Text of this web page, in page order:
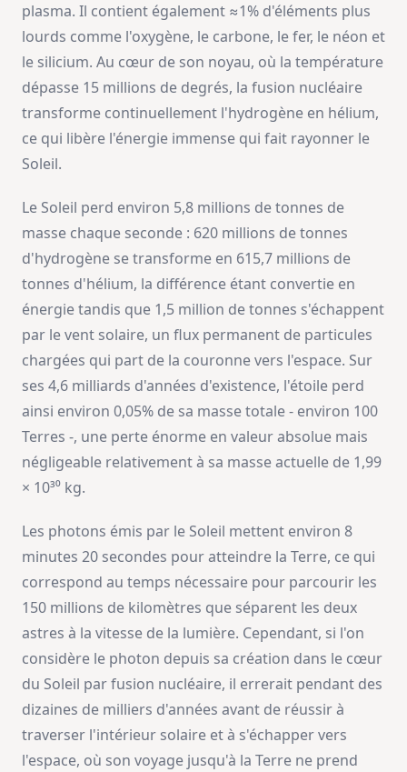
plasma. Il contient également ≈1% d'éléments plus
lourds comme l'oxygène, le carbone, le fer, le néon et
le silicium. Au cœur de son noyau, où la température
dépasse 15 millions de degrés, la fusion nucléaire
transforme continuellement l'hydrogène en hélium,
ce qui libère l'énergie immense qui fait rayonner le
Soleil.
Le Soleil perd environ 5,8 millions de tonnes de
masse chaque seconde : 620 millions de tonnes
d'hydrogène se transforme en 615,7 millions de
tonnes d'hélium, la différence étant convertie en
énergie tandis que 1,5 million de tonnes s'échappent
par le vent solaire, un flux permanent de particules
chargées qui part de la couronne vers l'espace. Sur
ses 4,6 milliards d'années d'existence, l'étoile perd
ainsi environ 0,05% de sa masse totale - environ 100
Terres -, une perte énorme en valeur absolue mais
négligeable relativement à sa masse actuelle de 1,99
× 10³⁰ kg.
Les photons émis par le Soleil mettent environ 8
minutes 20 secondes pour atteindre la Terre, ce qui
correspond au temps nécessaire pour parcourir les
150 millions de kilomètres que séparent les deux
astres à la vitesse de la lumière. Cependant, si l'on
considère le photon depuis sa création dans le cœur
du Soleil par fusion nucléaire, il errerait pendant des
dizaines de milliers d'années avant de réussir à
traverser l'intérieur solaire et à s'échapper vers
l'espace, où son voyage jusqu'à la Terre ne prend